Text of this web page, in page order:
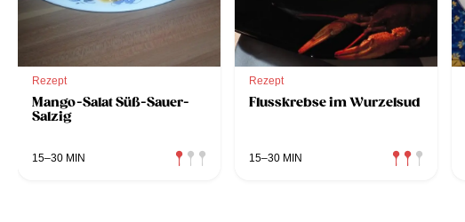
Rezept
Mango-Salat Süß-Sauer-
Salzig
15–30 MIN
Rezept
Flusskrebse im Wurzelsud
15–30 MIN